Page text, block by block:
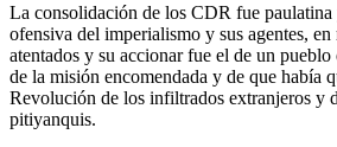
La consolidación de los CDR fue paulatina
ofensiva del imperialismo y sus agentes, en
atentados y su accionar fue el de un
de la misión encomendada y de que había
Revolución de los infiltrados extranjeros y
pitiyanquis.